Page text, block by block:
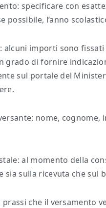
specificare con
possibile, l’anno
alcuni importi sono
grado di fornire
sul portale del
nome,
al momento della
sia sulla ricevuta che sul
prassi che il versamento